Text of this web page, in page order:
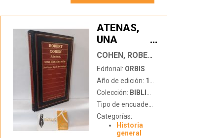
ATENAS,
UNA
DEMOCRACIA
…
COHEN, ROBERT
Editorial: ORBIS
Año de edición: 1987
Colección: BIBLIOTECA DE HISTORIA
Tipo de encuadernación:
Categorías:
Historia
general